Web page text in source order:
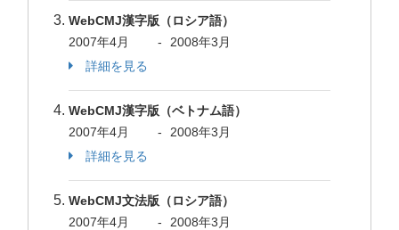
WebCMJ漢字版（ロシア語）
2007年4月
-
2008年3月
詳細を見る
WebCMJ漢字版（ベトナム語）
2007年4月
-
2008年3月
詳細を見る
WebCMJ文法版（ロシア語）
2007年4月
-
2008年3月